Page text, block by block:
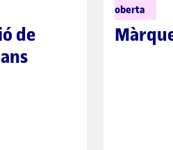
de
oberta